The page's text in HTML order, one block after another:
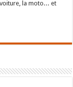
la moto... et